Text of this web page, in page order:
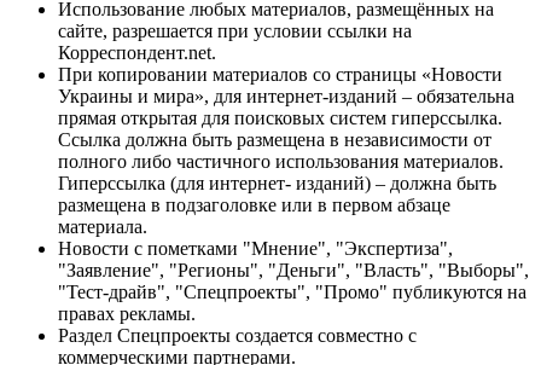
Использование любых материалов, размещённых на
сайте, разрешается при условии ссылки на
Корреспондент.net.
При копировании материалов со страницы «Новости
Украины и мира», для интернет-изданий – обязательна
прямая открытая для поисковых систем гиперссылка.
Ссылка должна быть размещена в независимости от
полного либо частичного использования материалов.
Гиперссылка (для интернет- изданий) – должна быть
размещена в подзаголовке или в первом абзаце
материала.
Новости с пометками "Мнение", "Экспертиза",
"Заявление", "Регионы", "Деньги", "Власть", "Выборы",
"Тест-драйв", "Спецпроекты", "Промо" публикуются на
правах рекламы.
Раздел Спецпроекты создается совместно с
коммерческими партнерами.